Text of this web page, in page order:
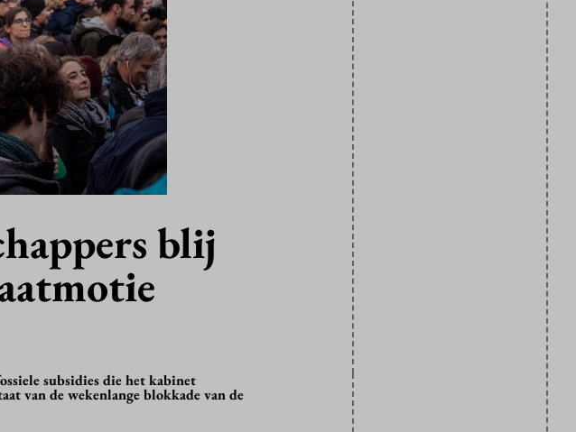
blij
subsidies die het kabinet
van de wekenlange blokkade van de